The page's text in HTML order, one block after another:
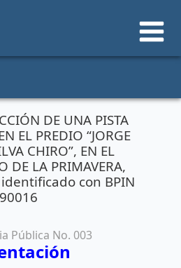
DE UNA PISTA
EL PREDIO “JORGE
CHIRO”, EN EL
DE LA PRIMAVERA,
identificado con BPIN
Pública No. 003